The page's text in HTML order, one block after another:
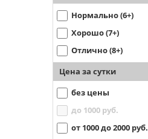
Нормально (6+)
Хорошо (7+)
Отлично (8+)
Цена за сутки
без цены
до 1000 руб.
от 1000 до 2000 руб.